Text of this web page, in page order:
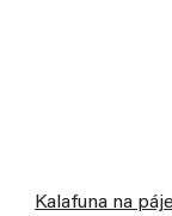
Kalafuna na